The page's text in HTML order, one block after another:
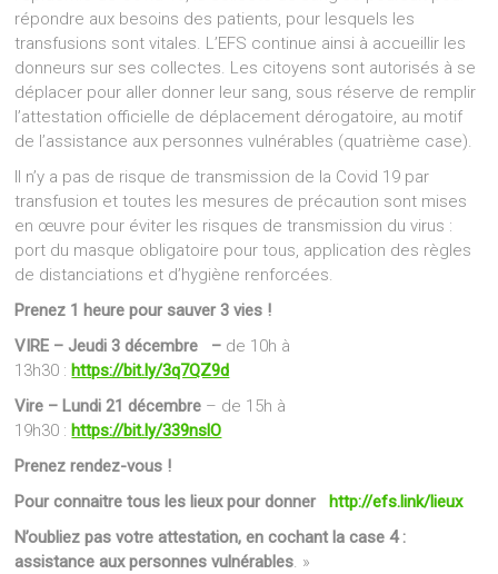
répondre aux besoins des patients, pour lesquels les
transfusions sont vitales. L’EFS continue ainsi à accueillir les
donneurs sur ses collectes. Les citoyens sont autorisés à se
déplacer pour aller donner leur sang, sous réserve de remplir
l’attestation officielle de déplacement dérogatoire, au motif
de l’assistance aux personnes vulnérables (quatrième case).
Il n’y a pas de risque de transmission de la Covid 19 par
transfusion et toutes les mesures de précaution sont mises
en œuvre pour éviter les risques de transmission du virus :
port du masque obligatoire pour tous, application des règles
de distanciations et d’hygiène renforcées.
Prenez 1 heure pour sauver 3 vies !
VIRE – Jeudi 3 décembre – de 10h à
13h30 : https://bit.ly/3q7QZ9d
Vire – Lundi 21 décembre – de 15h à
19h30 :https://bit.ly/339nslO
Prenez rendez-vous !
Pour connaitre tous les lieux pour donner
http://efs.link/lieux
N’oubliez pas votre attestation, en cochant la case 4 :
assistance aux personnes vulnérables. »